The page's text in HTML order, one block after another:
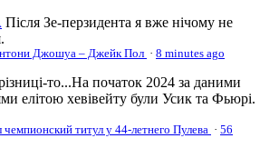
Після Зе-перзидента я вже нічому не
Джошуа – Джейк Пол · 8 minutes ago
то...На початок 2024 за даними
елітою хевівейту були Усик та Фьюрі.
чемпионский титул у 44-летнего Пулева · 56